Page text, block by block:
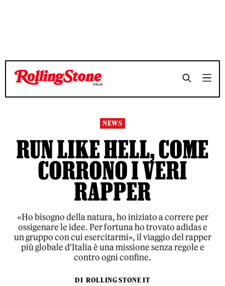
TEMPO DI LETTURA 8 MINUTI SHARE
TEMPO DI LETTURA 8 MINUTI SHARE
NEWS
RUN LIKE HELL, COME
CORRONO I VERI
RAPPER
«Ho bisogno della natura, ho iniziato a correre per
ossigenare le idee. Per fortuna ho trovato adidas e
un gruppo con cui esercitarmi», il viaggio del rapper
più globale d'Italia è una missione senza regole e
contro ogni confine.
DI ROLLING STONE IT